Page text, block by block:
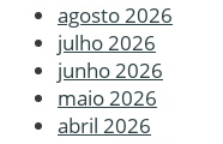
agosto 2026
julho 2026
junho 2026
maio 2026
abril 2026